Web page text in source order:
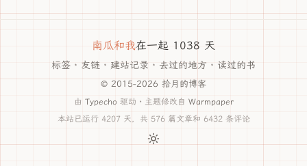
南瓜和我在一起 1038 天
标签 · 友链 · 建站记录 · 去过的地方 · 读过的书
© 2015-2026 拾月的博客
由 Typecho 驱动 · 主题修改自 Warmpaper
本站已运行 4207 天，共 576 篇文章和 6432 条评论